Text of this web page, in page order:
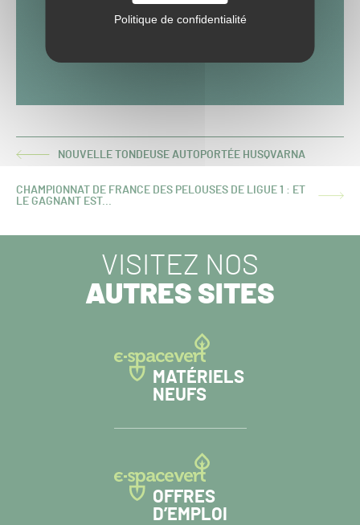
Politique de confidentialité
ARTICLENOUVELLE TONDEUSE AUTOPORTÉE HUSQVARNA
ARTICLE
CHAMPIONNAT DE FRANCE DES PELOUSES DE LIGUE 1 : ET
LE GAGNANT EST...
VISITEZ NOS
AUTRES SITES
MATÉRIELS
NEUFS
OFFRES
D’EMPLOI